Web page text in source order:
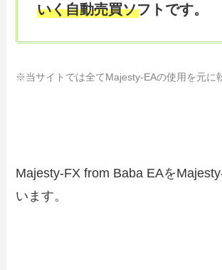
いく自動売買ソフトです。
※当サイトでは全てMajesty-EAの使用を元に
Majesty-FX from Baba EAを
います。